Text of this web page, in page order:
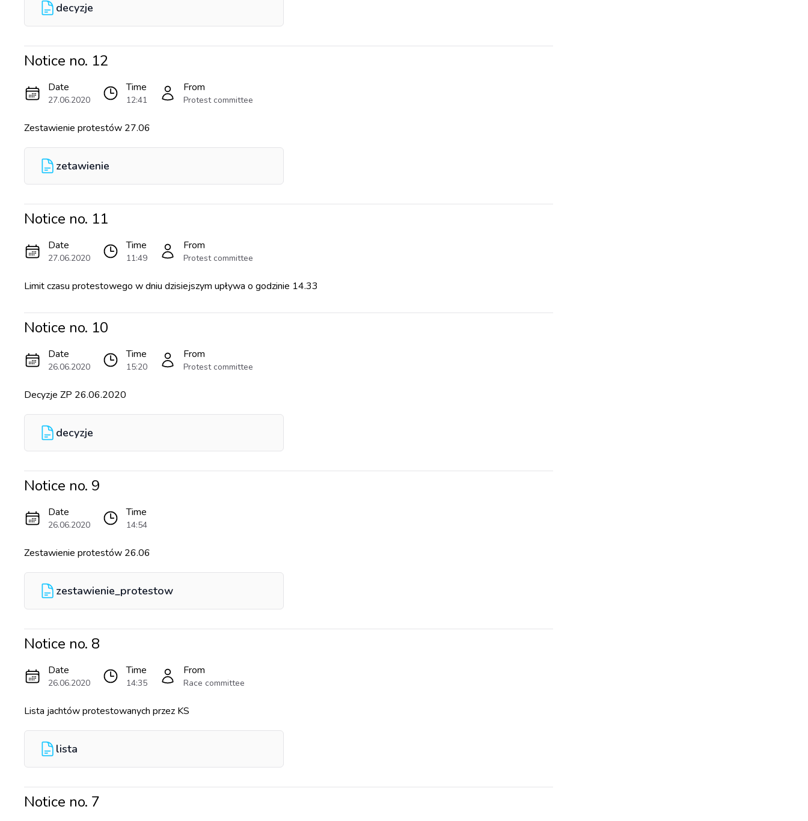
decyzje
Notice no. 12
Date
27.06.2020
Time
12:41
From
Protest committee
Zestawienie protestów 27.06
zetawienie
Notice no. 11
Date
27.06.2020
Time
11:49
From
Protest committee
Limit czasu protestowego w dniu dzisiejszym upływa o godzinie 14.33
Notice no. 10
Date
26.06.2020
Time
15:20
From
Protest committee
Decyzje ZP 26.06.2020
decyzje
Notice no. 9
Date
26.06.2020
Time
14:54
Zestawienie protestów 26.06
zestawienie_protestow
Notice no. 8
Date
26.06.2020
Time
14:35
From
Race committee
Lista jachtów protestowanych przez KS
lista
Notice no. 7